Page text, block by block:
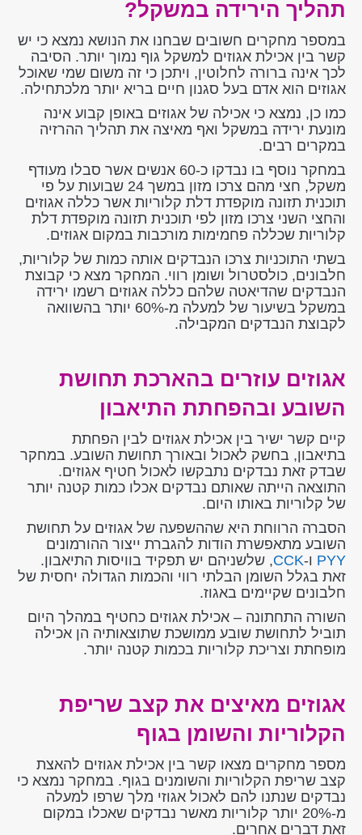
תהליך הירידה במשקל?
במספר מחקרים חשובים שבחנו את הנושא נמצא כי יש
קשר בין אכילת אגוזים למשקל גוף נמוך יותר. הסיבה
לכך אינה ברורה לחלוטין, ויתכן כי זה משום שמי שאוכל
אגוזים הוא אדם בעל סגנון חיים בריא יותר מלכתחילה.
כמו כן, נמצא כי אכילה של אגוזים באופן קבוע אינה
מונעת ירידה במשקל ואף מאיצה את תהליך ההרזיה
במקרים רבים.
במחקר נוסף בו נבדקו כ-60 אנשים אשר סבלו מעודף
משקל, חצי מהם צרכו מזון במשך 24 שבועות על פי
תוכנית תזונה מוקפדת דלת קלוריות אשר כללה אגוזים
והחצי השני צרכו מזון לפי תוכנית תזונה מוקפדת דלת
קלוריות שכללה פחמימות מורכבות במקום אגוזים.
בשתי התוכניות צרכו הנבדקים אותה כמות של קלוריות,
חלבונים, כולסטרול ושומן רווי. המחקר מצא כי קבוצת
הנבדקים שהדיאטה שלהם כללה אגוזים רשמו ירידה
במשקל בשיעור של למעלה מ-60% יותר בהשוואה
לקבוצת הנבדקים המקבילה.
אגוזים עוזרים בהארכת תחושת
השובע ובהפחתת התיאבון
קיים קשר ישיר בין אכילת אגוזים לבין הפחתת
בתיאבון, בחשק לאכול ובאורך תחושת השובע. במחקר
שבדק זאת נבדקים נתבקשו לאכול חטיף אגוזים.
התוצאה הייתה שאותם נבדקים אכלו כמות קטנה יותר
של קלוריות באותו היום.
הסברה הרווחת היא שההשפעה של אגוזים על תחושת
השובע מתאפשרת הודות להגברת ייצור ההורמונים
PYY ו-CCK, שלשניהם יש תפקיד בוויסות התיאבון.
זאת בגלל השומן הבלתי רווי והכמות הגדולה יחסית של
חלבונים שקיימים באגוז.
השורה התחתונה – אכילת אגוזים כחטיף במהלך היום
תוביל לתחושת שובע ממושכת שתוצאותיה הן אכילה
מופחתת וצריכת קלוריות בכמות קטנה יותר.
אגוזים מאיצים את קצב שריפת
הקלוריות והשומן בגוף
מספר מחקרים מצאו קשר בין אכילת אגוזים להאצת
קצב שריפת הקלוריות והשומנים בגוף. במחקר נמצא כי
נבדקים שנתנו להם לאכול אגוזי מלך שרפו למעלה
מ-20% יותר קלוריות מאשר נבדקים שאכלו במקום
זאת דברים אחרים.